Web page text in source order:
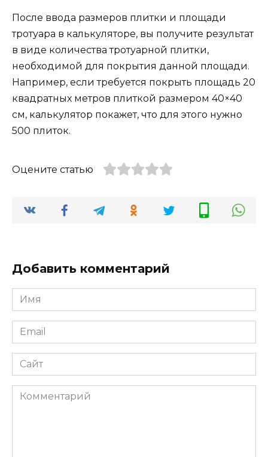
После ввода размеров плитки и площади
тротуара в калькуляторе, вы получите результат
в виде количества тротуарной плитки,
необходимой для покрытия данной площади.
Например, если требуется покрыть площадь 20
квадратных метров плиткой размером 40×40
см, калькулятор покажет, что для этого нужно
500 плиток.
Оцените статью
Добавить комментарий
Имя
*
Email
*
Сайт
Комментарий